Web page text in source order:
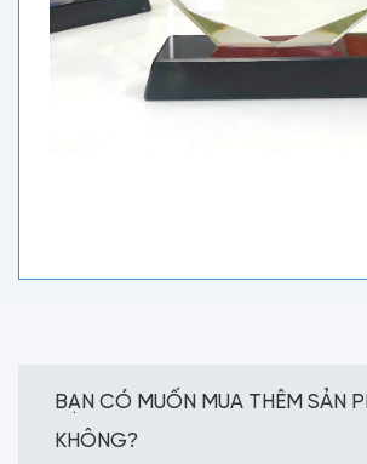
BẠN CÓ MUỐN MUA THÊM SẢN
KHÔNG?